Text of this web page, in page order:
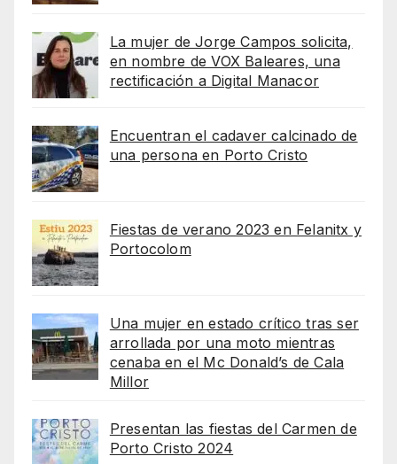
La mujer de Jorge Campos solicita,
en nombre de VOX Baleares, una
rectificación a Digital Manacor
Encuentran el cadaver calcinado de
una persona en Porto Cristo
Fiestas de verano 2023 en Felanitx y
Portocolom
Una mujer en estado crítico tras ser
arrollada por una moto mientras
cenaba en el Mc Donald’s de Cala
Millor
Presentan las fiestas del Carmen de
Porto Cristo 2024